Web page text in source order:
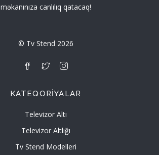
məkanınıza canlılıq qatacaq!
© Tv Stend 2026
KATEQORIYALAR
Televizor Altı
Televizor Altlığı
Tv Stend Modelleri